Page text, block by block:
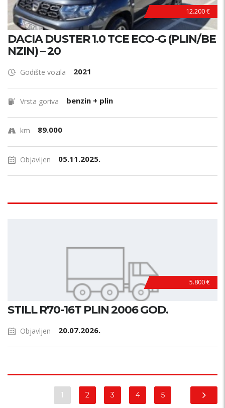
12.200 €
DACIA DUSTER 1.0 TCE ECO-G (PLIN/BE
NZIN) – 20
Godište vozila 2021
Vrsta goriva benzin + plin
km 89.000
Objavljen 05.11.2025.
5.800 €
STILL R70-16T PLIN 2006 GOD.
Objavljen 20.07.2026.
1 2 3 4 5